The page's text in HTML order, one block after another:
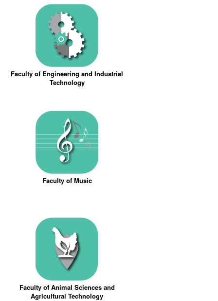
Faculty of Engineering and Industrial
Technology
Faculty of Music
Faculty of Animal Sciences and
Agricultural Technology